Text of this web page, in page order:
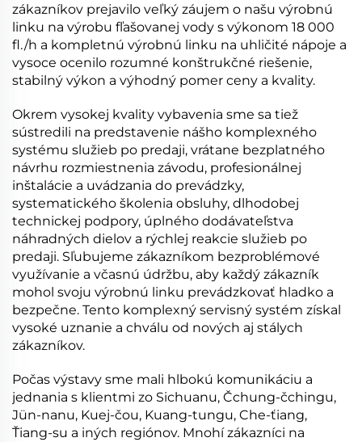
zákazníkov prejavilo veľký záujem o našu výrobnú
linku na výrobu fľašovanej vody s výkonom 18 000
fl./h a kompletnú výrobnú linku na uhličité nápoje a
vysoce ocenilo rozumné konštrukčné riešenie,
stabilný výkon a výhodný pomer ceny a kvality.
Okrem vysokej kvality vybavenia sme sa tiež
sústredili na predstavenie nášho komplexného
systému služieb po predaji, vrátane bezplatného
návrhu rozmiestnenia závodu, profesionálnej
inštalácie a uvádzania do prevádzky,
systematického školenia obsluhy, dlhodobej
technickej podpory, úplného dodávateľstva
náhradných dielov a rýchlej reakcie služieb po
predaji. Sľubujeme zákazníkom bezproblémové
využívanie a včasnú údržbu, aby každý zákazník
mohol svoju výrobnú linku prevádzkovať hladko a
bezpečne. Tento komplexný servisný systém získal
vysoké uznanie a chválu od nových aj stálych
zákazníkov.
Počas výstavy sme mali hlbokú komunikáciu a
jednania s klientmi zo Sichuanu, Čchung-čchingu,
Jün-nanu, Kuej-čou, Kuang-tungu, Che-ťiang,
Ťiang-su a iných regiónov. Mnohí zákazníci na